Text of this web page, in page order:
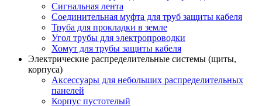
Сигнальная лента
Соединительная муфта для труб защиты кабеля
Труба для прокладки в земле
Угол трубы для электропроводки
Хомут для трубы защиты кабеля
Электрические распределительные системы (щиты,
корпуса)
Аксессуары для небольших распределительных
панелей
Корпус пустотелый